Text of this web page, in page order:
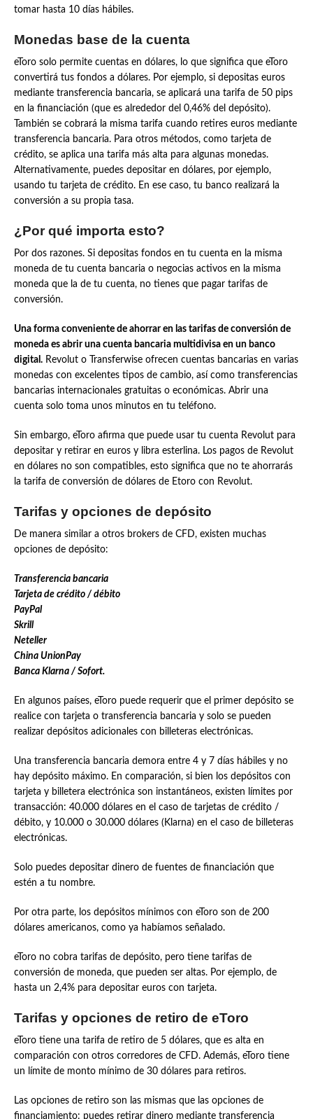
tomar hasta 10 días hábiles.
Monedas base de la cuenta
eToro solo permite cuentas en dólares, lo que significa que eToro
convertirá tus fondos a dólares. Por ejemplo, si depositas euros
mediante transferencia bancaria, se aplicará una tarifa de 50 pips
en la financiación (que es alrededor del 0,46% del depósito).
También se cobrará la misma tarifa cuando retires euros mediante
transferencia bancaria. Para otros métodos, como tarjeta de
crédito, se aplica una tarifa más alta para algunas monedas.
Alternativamente, puedes depositar en dólares, por ejemplo,
usando tu tarjeta de crédito. En ese caso, tu banco realizará la
conversión a su propia tasa.
¿Por qué importa esto?
Por dos razones. Si depositas fondos en tu cuenta en la misma
moneda de tu cuenta bancaria o negocias activos en la misma
moneda que la de tu cuenta, no tienes que pagar tarifas de
conversión.
Una forma conveniente de ahorrar en las tarifas de conversión de
moneda es abrir una cuenta bancaria multidivisa en un banco
digital.Revolut o Transferwise ofrecen cuentas bancarias en varias
monedas con excelentes tipos de cambio, así como transferencias
bancarias internacionales gratuitas o económicas. Abrir una
cuenta solo toma unos minutos en tu teléfono.
Sin embargo, eToro afirma que puede usar tu cuenta Revolut para
depositar y retirar en euros y libra esterlina. Los pagos de Revolut
en dólares no son compatibles, esto significa que no te ahorrarás
la tarifa de conversión de dólares de Etoro con Revolut.
Tarifas y opciones de depósito
De manera similar a otros brokers de CFD, existen muchas
opciones de depósito:
Transferencia bancaria
Tarjeta de crédito / débito
PayPal
Skrill
Neteller
China UnionPay
Banca Klarna / Sofort.
En algunos países, eToro puede requerir que el primer depósito se
realice con tarjeta o transferencia bancaria y solo se pueden
realizar depósitos adicionales con billeteras electrónicas.
Una transferencia bancaria demora entre 4 y 7 días hábiles y no
hay depósito máximo. En comparación, si bien los depósitos con
tarjeta y billetera electrónica son instantáneos, existen límites por
transacción: 40.000 dólares en el caso de tarjetas de crédito /
débito, y 10.000 o 30.000 dólares (Klarna) en el caso de billeteras
electrónicas.
Solo puedes depositar dinero de fuentes de financiación que
estén a tu nombre.
Por otra parte, los depósitos mínimos con eToro son de 200
dólares americanos, como ya habíamos señalado.
eToro no cobra tarifas de depósito, pero tiene tarifas de
conversión de moneda, que pueden ser altas. Por ejemplo, de
hasta un 2,4% para depositar euros con tarjeta.
Tarifas y opciones de retiro de eToro
eToro tiene una tarifa de retiro de 5 dólares, que es alta en
comparación con otros corredores de CFD. Además, eToro tiene
un límite de monto mínimo de 30 dólares para retiros.
Las opciones de retiro son las mismas que las opciones de
financiamiento: puedes retirar dinero mediante transferencia